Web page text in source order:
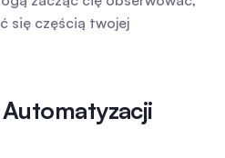
się częścią twojej